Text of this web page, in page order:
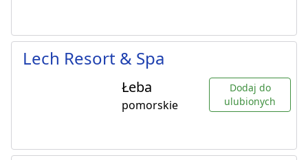
Lech Resort & Spa
Łeba
pomorskie
Dodaj do
ulubionych